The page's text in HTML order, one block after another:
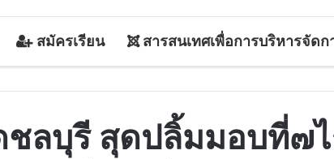
สมัครเรียน สารสนเทศเพื่อการบริหารจัดก
ลบุรี สุดปลิ้มมอบที่๗ไ